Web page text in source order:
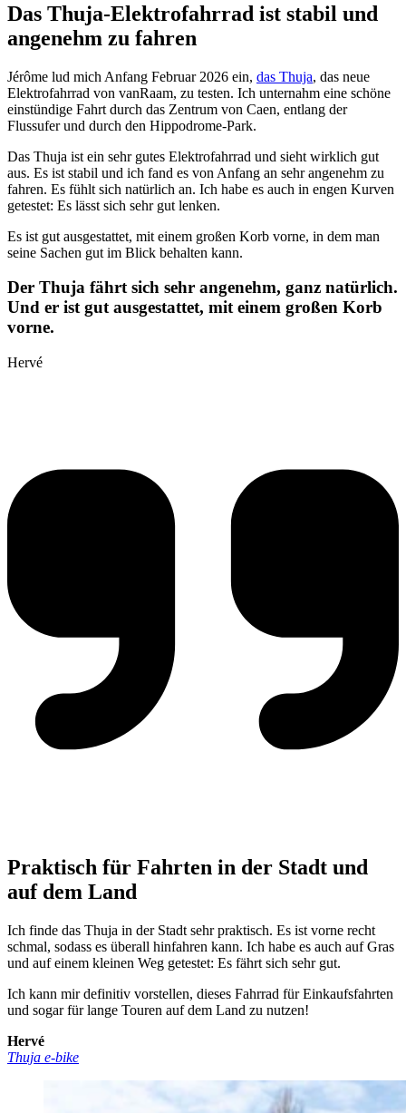
Das Thuja-Elektrofahrrad ist stabil und
angenehm zu fahren
Jérôme lud mich Anfang Februar 2026 ein, das Thuja, das neue
Elektrofahrrad von vanRaam, zu testen. Ich unternahm eine schöne
einstündige Fahrt durch das Zentrum von Caen, entlang der
Flussufer und durch den Hippodrome-Park.
Das Thuja ist ein sehr gutes Elektrofahrrad und sieht wirklich gut
aus. Es ist stabil und ich fand es von Anfang an sehr angenehm zu
fahren. Es fühlt sich natürlich an. Ich habe es auch in engen Kurven
getestet: Es lässt sich sehr gut lenken.
Es ist gut ausgestattet, mit einem großen Korb vorne, in dem man
seine Sachen gut im Blick behalten kann.
Der Thuja fährt sich sehr angenehm, ganz natürlich.
Und er ist gut ausgestattet, mit einem großen Korb
vorne.
Hervé
Praktisch für Fahrten in der Stadt und
auf dem Land
Ich finde das Thuja in der Stadt sehr praktisch. Es ist vorne recht
schmal, sodass es überall hinfahren kann. Ich habe es auch auf Gras
und auf einem kleinen Weg getestet: Es fährt sich sehr gut.
Ich kann mir definitiv vorstellen, dieses Fahrrad für Einkaufsfahrten
und sogar für lange Touren auf dem Land zu nutzen!
Hervé
Thuja e-bike